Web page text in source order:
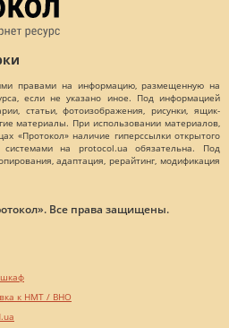
правами на информацию, размещенную на
если не указано иное. Под информацией
статьи, фотоизображения, рисунки, ящик-
материалы. При использовании материалов,
«Протокол» наличие гиперссылки открытого
на protocol.ua обязательна. Под
адаптация, рерайтинг, модификация
Все права защищены.
к НМТ / ВНО